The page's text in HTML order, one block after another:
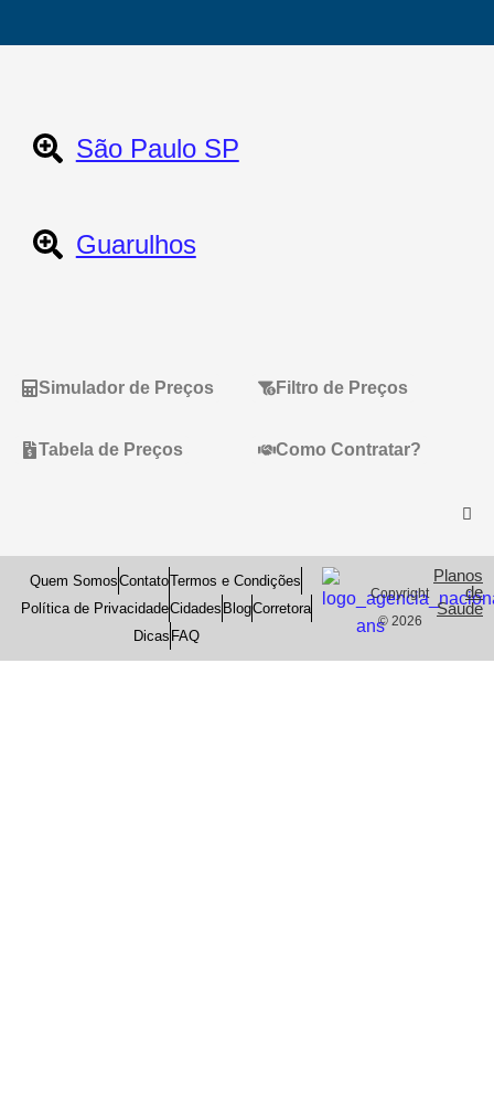
São Paulo SP
Guarulhos
Simulador de Preços Filtro de Preços
Tabela de Preços Como Contratar?
Quem SomosContatoTermos e Condições
Política de PrivacidadeCidades BlogCorretora
Dicas FAQ
Copyright
© 2026
Planos
de
Saude